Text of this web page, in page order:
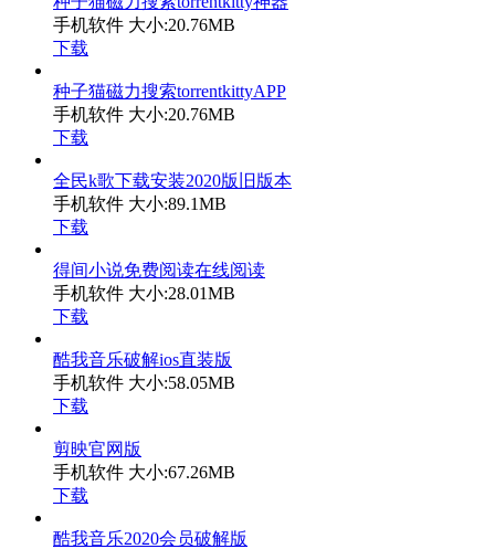
手机软件 大小:20.76MB
下载
种子猫磁力搜索torrentkittyAPP
手机软件 大小:20.76MB
下载
全民k歌下载安装2020版旧版本
手机软件 大小:89.1MB
下载
得间小说免费阅读在线阅读
手机软件 大小:28.01MB
下载
酷我音乐破解ios直装版
手机软件 大小:58.05MB
下载
剪映官网版
手机软件 大小:67.26MB
下载
酷我音乐2020会员破解版